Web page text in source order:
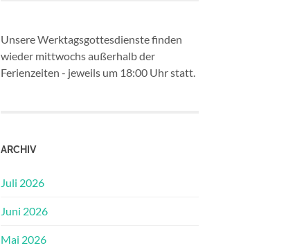
Unsere Werktagsgottesdienste finden
wieder mittwochs außerhalb der
Ferienzeiten - jeweils um 18:00 Uhr statt.
ARCHIV
Juli 2026
Juni 2026
Mai 2026